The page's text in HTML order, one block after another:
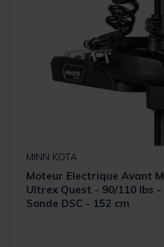
MINN KOTA
Moteur Electrique Avant
Ultrex Quest - 90/110 lbs -
Sonde DSC - 152 cm